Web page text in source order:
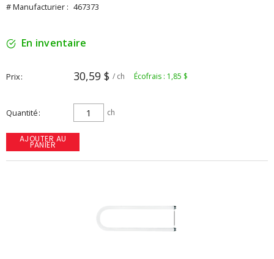
# Manufacturier : 467373
En inventaire
Prix 30,59 $ / ch Écofrais : 1,85 $
Quantité ch
AJOUTER AU
PANIER